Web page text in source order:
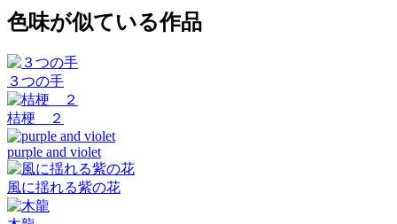
色味が似ている作品
３つの手
桔梗 ２
purple and violet
風に揺れる紫の花